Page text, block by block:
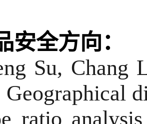
安全方向：
Su,
Geographical
ratio